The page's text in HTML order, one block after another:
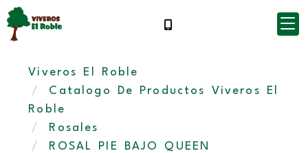
Viveros El Roble
Catalogo De Productos Viveros El
Roble
Rosales
ROSAL PIE BAJO QUEEN